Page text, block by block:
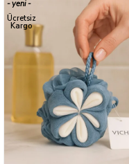
yeni
ürün
Ücretsiz
Kargo